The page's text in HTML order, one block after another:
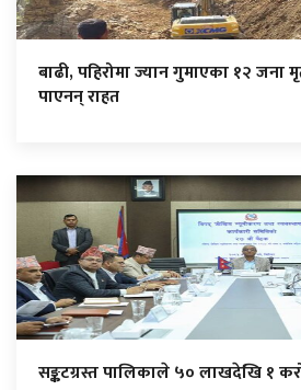
बाढी, पहिरोमा ज्यान गुमाएका १२
पाएनन् राहत
सङ्कटग्रस्त पालिकाले ५० लाखदेखि १